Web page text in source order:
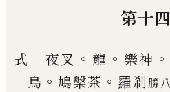
第十
式 夜叉 。 龍 。 樂神 。
鳥 。 鳩槃茶 。 羅剎勝八